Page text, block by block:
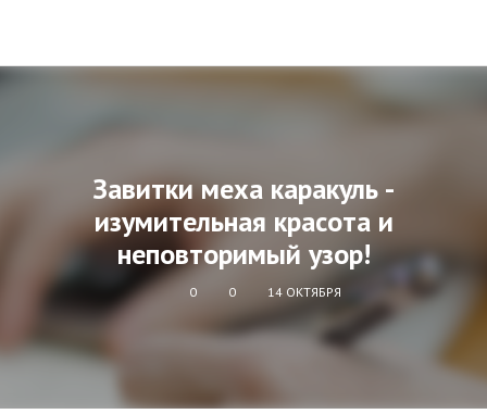
Завитки меха каракуль -
изумительная красота и
неповторимый узор!
0 0 14 ОКТЯБРЯ